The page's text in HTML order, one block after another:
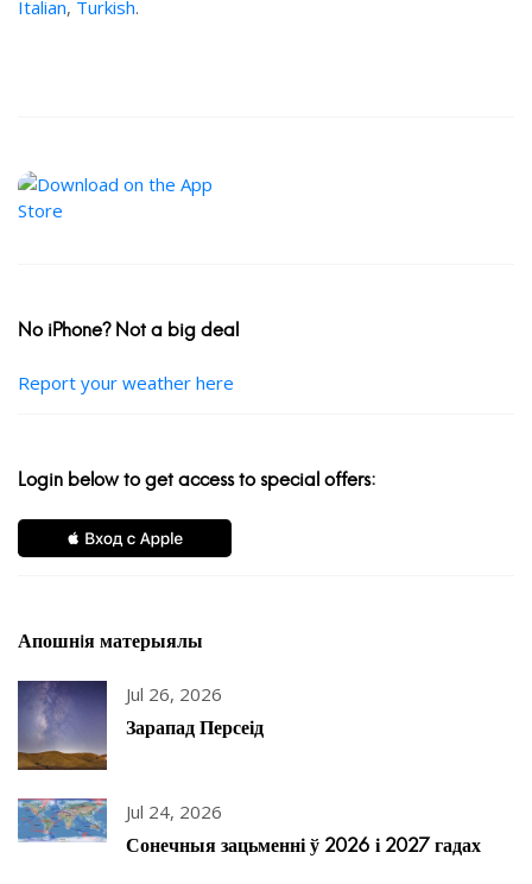
Italian, Turkish.
No iPhone? Not a big deal
Report your weather here
Login below to get access to special offers:
Апошнiя матерыялы
Jul 26, 2026
Зарапад Персеід
Jul 24, 2026
Сонечныя зацьменні ў 2026 і 2027 гадах